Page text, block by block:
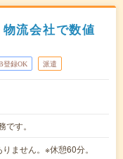
流会社で数値
登録OK 派遣
す。
ません。※休憩60分。